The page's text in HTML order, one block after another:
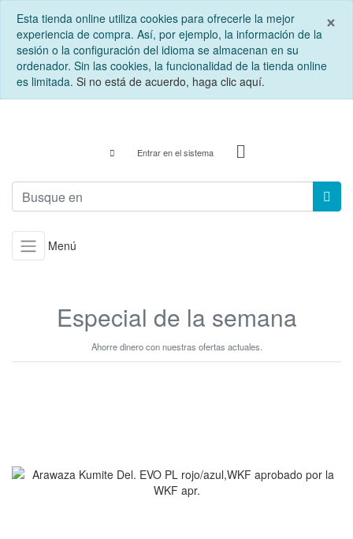
×
Esta tienda online utiliza cookies para ofrecerle la mejor
experiencia de compra. Así, por ejemplo, la información de la
sesión o la configuración del idioma se almacenan en su
ordenador. Sin las cookies, la funcionalidad de la tienda online
es limitada. Si no está de acuerdo, haga clic aquí.
Entrar en el sistema
Menú
Especial de la semana
Ahorre dinero con nuestras ofertas actuales.